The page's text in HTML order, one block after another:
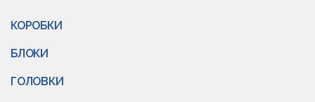
КОРОБКИ
БЛОКИ
ГОЛОВКИ